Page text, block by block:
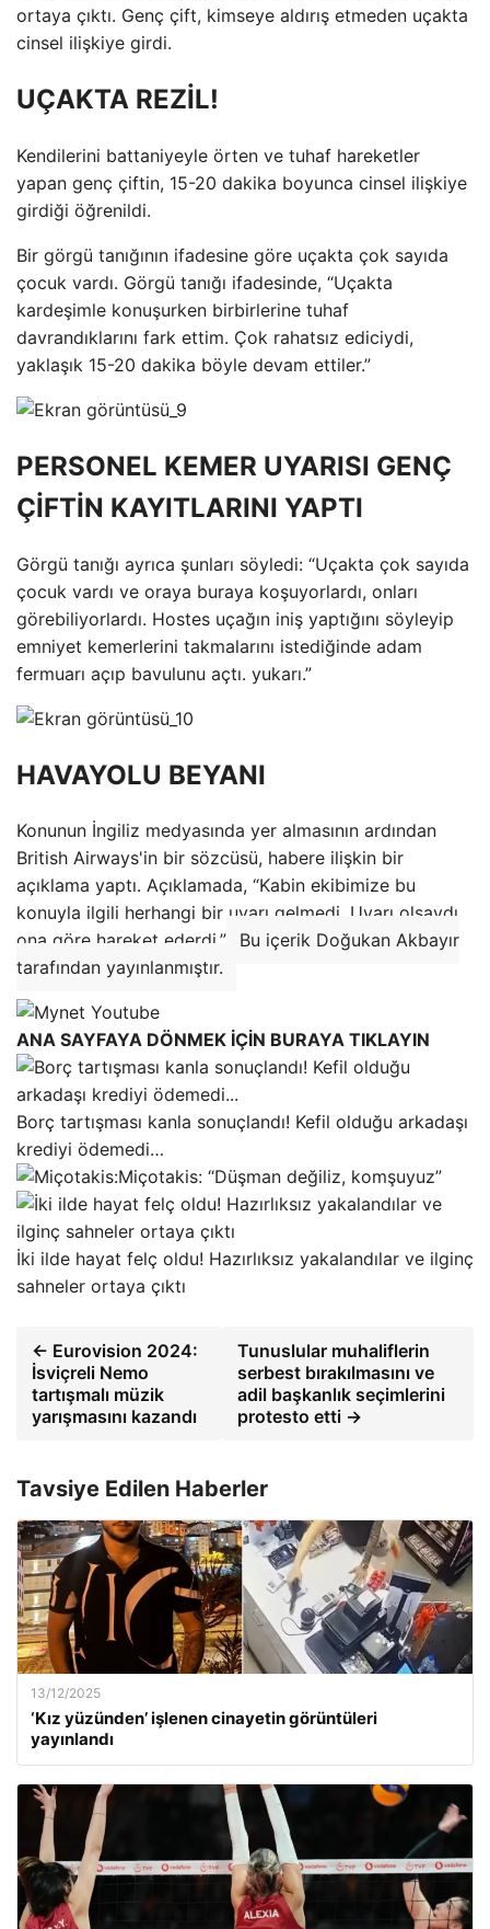
ortaya çıktı. Genç çift, kimseye aldırış etmeden uçakta
cinsel ilişkiye girdi.
UÇAKTA REZİL!
Kendilerini battaniyeyle örten ve tuhaf hareketler
yapan genç çiftin, 15-20 dakika boyunca cinsel ilişkiye
girdiği öğrenildi.
Bir görgü tanığının ifadesine göre uçakta çok sayıda
çocuk vardı. Görgü tanığı ifadesinde, “Uçakta
kardeşimle konuşurken birbirlerine tuhaf
davrandıklarını fark ettim. Çok rahatsız ediciydi,
yaklaşık 15-20 dakika böyle devam ettiler.”
PERSONEL KEMER UYARISI GENÇ
ÇİFTİN KAYITLARINI YAPTI
Görgü tanığı ayrıca şunları söyledi: “Uçakta çok sayıda
çocuk vardı ve oraya buraya koşuyorlardı, onları
görebiliyorlardı. Hostes uçağın iniş yaptığını söyleyip
emniyet kemerlerini takmalarını istediğinde adam
fermuarı açıp bavulunu açtı. yukarı.”
HAVAYOLU BEYANI
Konunun İngiliz medyasında yer almasının ardından
British Airways'in bir sözcüsü, habere ilişkin bir
açıklama yaptı. Açıklamada, “Kabin ekibimize bu
konuyla ilgili herhangi bir uyarı gelmedi. Uyarı olsaydı
ona göre hareket ederdi.”
Bu içerik Doğukan Akbayır
tarafından yayınlanmıştır.
ANA SAYFAYA DÖNMEK İÇİN BURAYA TIKLAYIN
Borç tartışması kanla sonuçlandı! Kefil olduğu arkadaşı
krediyi ödemedi…
Miçotakis: “Düşman değiliz, komşuyuz”
İki ilde hayat felç oldu! Hazırlıksız yakalandılar ve ilginç
sahneler ortaya çıktı
← Eurovision 2024:
İsviçreli Nemo
tartışmalı müzik
yarışmasını kazandı
Tunuslular muhaliflerin
serbest bırakılmasını ve
adil başkanlık seçimlerini
protesto etti →
Tavsiye Edilen Haberler
13/12/2025
‘Kız yüzünden’ işlenen cinayetin görüntüleri
yayınlandı